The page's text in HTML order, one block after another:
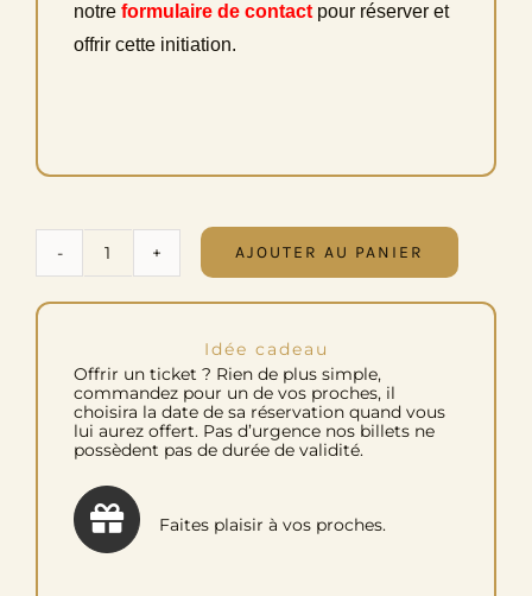
notre formulaire de contact pour réserver et
offrir cette initiation.
quantité
initiation
aux
gestes
sourcier
AJOUTER AU PANIER
Idée cadeau
Offrir un ticket ? Rien de plus simple,
commandez pour un de vos proches, il
choisira la date de sa réservation quand vous
lui aurez offert. Pas d’urgence nos billets ne
possèdent pas de durée de validité.
Faites plaisir à vos proches.